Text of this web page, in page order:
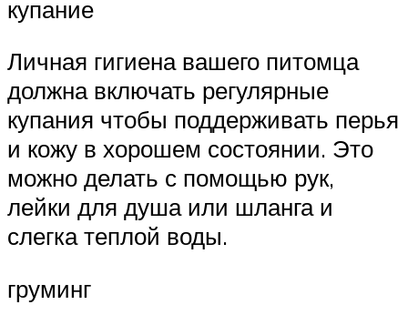
купание
Личная гигиена вашего питомца
должна включать регулярные
купания чтобы поддерживать перья
и кожу в хорошем состоянии. Это
можно делать с помощью рук,
лейки для душа или шланга и
слегка теплой воды.
груминг